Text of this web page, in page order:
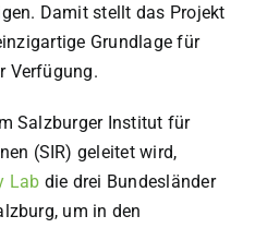
Damit stellt das Projekt
Grundlage für
Verfügung.
Salzburger Institut für
(SIR) geleitet wird,
Lab die drei Bundesländer
um in den